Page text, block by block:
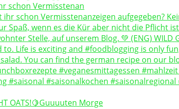
schon Vermisstenan
OATS!🍋Guuuuten Morge